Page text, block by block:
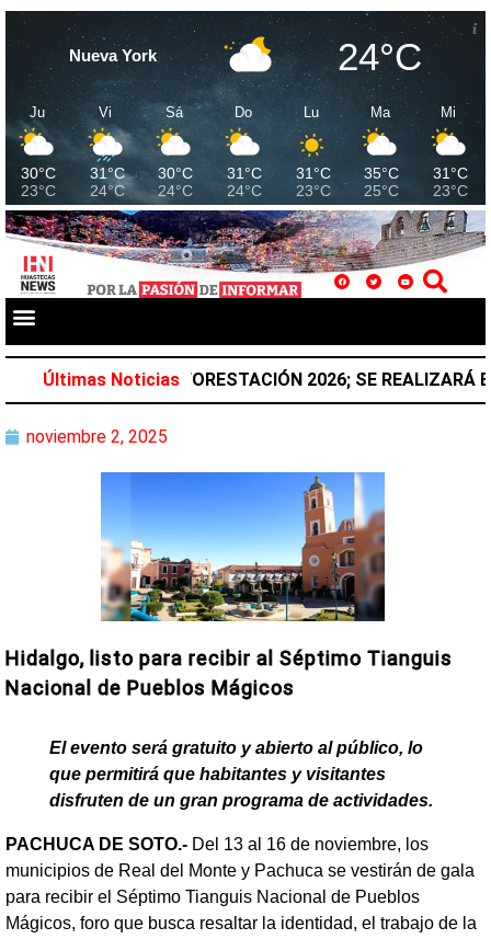
Nueva York 24°C
Ju
30°C
23°C
Vi
31°C
24°C
Sá
30°C
24°C
Do
31°C
24°C
Lu
31°C
23°C
Ma
35°C
25°C
Mi
31°C
23°C
Últimas Noticias
DE REFORESTACIÓN 2026; SE REALIZARÁ EL
noviembre 2, 2025
Hidalgo, listo para recibir al Séptimo Tianguis
Nacional de Pueblos Mágicos
El evento será gratuito y abierto al público, lo
que permitirá que habitantes y visitantes
disfruten de un gran programa de actividades.
PACHUCA DE SOTO.- Del 13 al 16 de noviembre, los
municipios de Real del Monte y Pachuca se vestirán de gala
para recibir el Séptimo Tianguis Nacional de Pueblos
Mágicos, foro que busca resaltar la identidad, el trabajo de la